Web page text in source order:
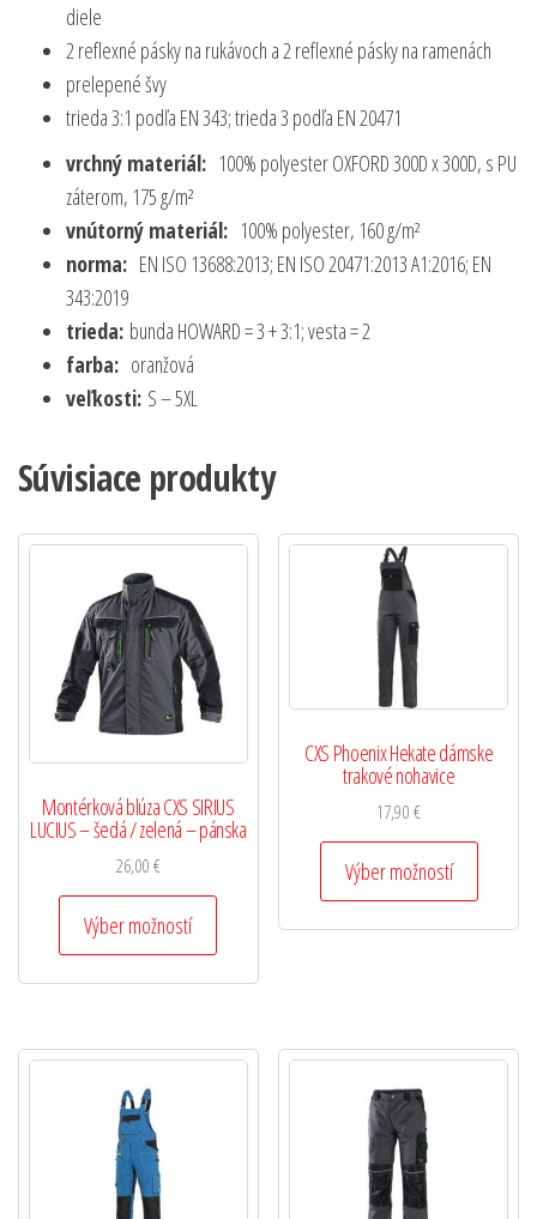
diele
2 reflexné pásky na rukávoch a 2 reflexné pásky na ramenách
prelepené švy
trieda 3:1 podľa EN 343; trieda 3 podľa EN 20471
vrchný materiál: 100% polyester OXFORD 300D x 300D, s PU
záterom, 175 g/m²
vnútorný materiál: 100% polyester, 160 g/m²
norma: EN ISO 13688:2013; EN ISO 20471:2013 A1:2016; EN
343:2019
trieda: bunda HOWARD = 3 + 3:1; vesta = 2
farba: oranžová
veľkosti: S – 5XL
Súvisiace produkty
Montérková blúza CXS SIRIUS
LUCIUS – šedá / zelená – pánska
26,00€
Výber možností
CXS Phoenix Hekate dámske
trakové nohavice
17,90€
Výber možností